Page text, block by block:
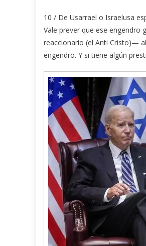
10 / De Usarrael o Israelusa
Vale prever que ese
reaccionario (el Anti Cristo)—
engendro. Y si tiene algún